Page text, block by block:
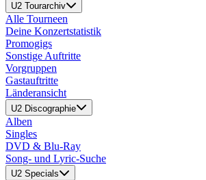
U2 Tourarchiv
Alle Tourneen
Deine Konzertstatistik
Promogigs
Sonstige Auftritte
Vorgruppen
Gastauftritte
Länderansicht
U2 Discographie
Alben
Singles
DVD & Blu-Ray
Song- und Lyric-Suche
U2 Specials